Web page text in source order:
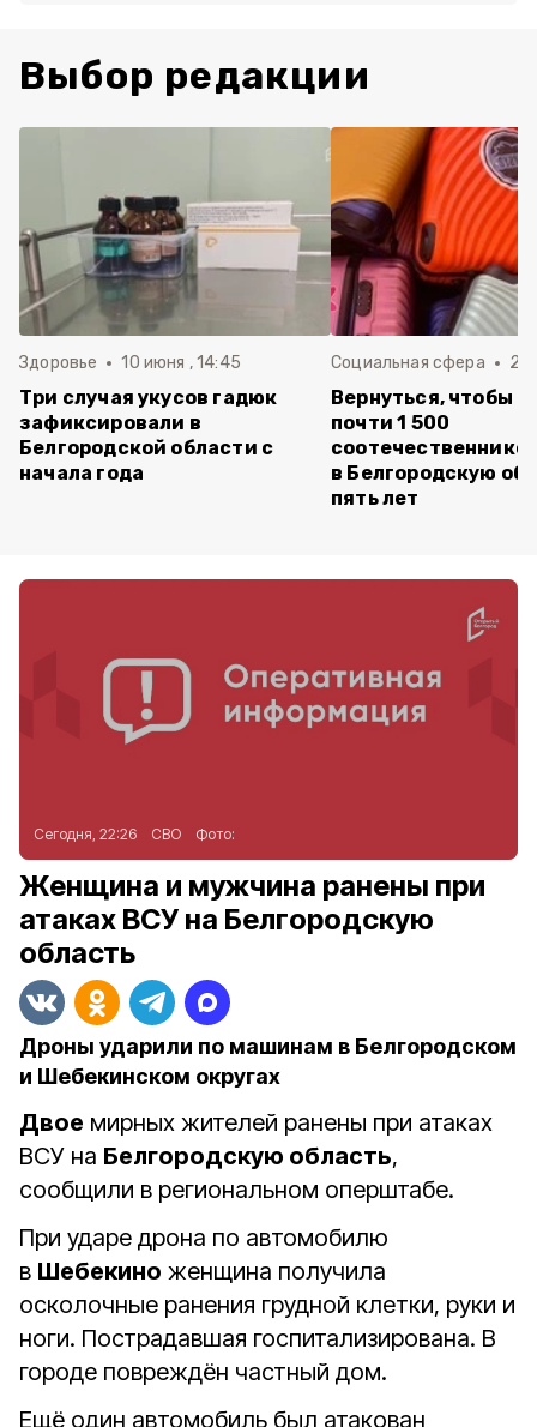
Выбор редакции
Здоровье 10 июня , 14:45
Три случая укусов гадюк
зафиксировали в
Белгородской области с
начала года
Социальная сфера 20
Вернуться, чтобы
почти 1 500
в Белгородскую
пять лет
Сегодня, 22:26 СВО Фото:
Женщина и мужчина ранены при
атаках ВСУ на Белгородскую
область
Дроны ударили по машинам в Белгородском
и Шебекинском округах
Двое мирных жителей ранены при атаках
ВСУ на Белгородскую область,
сообщили в региональном оперштабе.
При ударе дрона по автомобилю
в Шебекино женщина получила
осколочные ранения грудной клетки, руки и
ноги. Пострадавшая госпитализирована. В
городе повреждён частный дом.
Ещё один автомобиль был атакован